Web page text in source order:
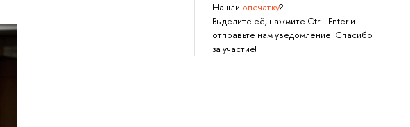
Нашли опечатку?
Выделите её, нажмите Ctrl+Enter и
отправьте нам уведомление. Спасибо
за участие!